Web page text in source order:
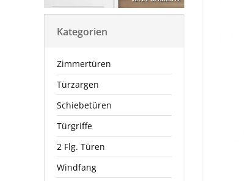
Kategorien
Zimmertüren
Türzargen
Schiebetüren
Türgriffe
2 Flg. Türen
Windfang